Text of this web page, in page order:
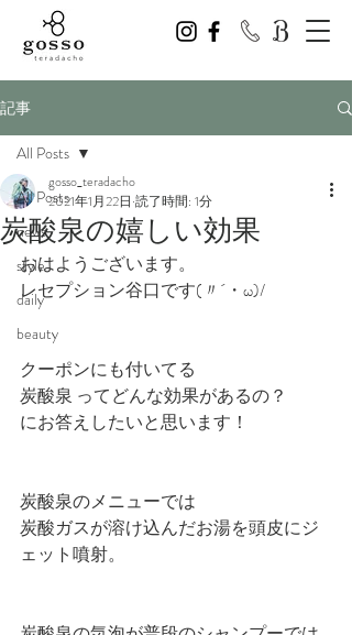
記事
All Posts
news
style
daily
beauty
All Posts
炭酸泉の嬉しい効果
gosso_teradacho
2021年1月22日 読了時間: 1分
おはようございます。
レセプション谷口です(〃´・ω)/
クーポンにも付いてる
炭酸泉 ってどんな効果があるの？
にお答えしたいと思います！
炭酸泉のメニューでは
炭酸ガスが溶け込んだお湯を頭皮にジ
ェット噴射。